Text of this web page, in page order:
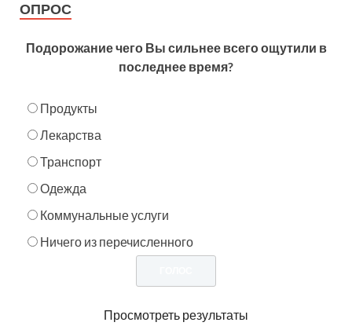
ОПРОС
Подорожание чего Вы сильнее всего ощутили в
последнее время?
Продукты
Лекарства
Транспорт
Одежда
Коммунальные услуги
Ничего из перечисленного
Просмотреть результаты